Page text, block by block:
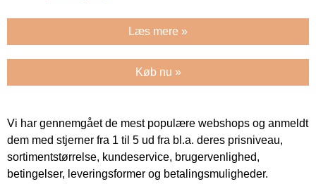
Læs mere »
Køb nu »
Vi har gennemgået de mest populære webshops og anmeldt
dem med stjerner fra 1 til 5 ud fra bl.a. deres prisniveau,
sortimentstørrelse, kundeservice, brugervenlighed,
betingelser, leveringsformer og betalingsmuligheder.